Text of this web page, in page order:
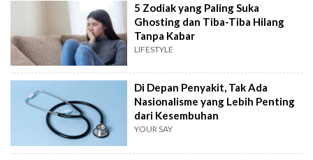
5 Zodiak yang Paling Suka
Ghosting dan Tiba-Tiba Hilang
Tanpa Kabar
LIFESTYLE
Di Depan Penyakit, Tak Ada
Nasionalisme yang Lebih Penting
dari Kesembuhan
YOUR SAY